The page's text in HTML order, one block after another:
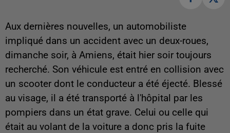
Aux dernières nouvelles, un automobiliste
impliqué dans un accident avec un deux-roues,
dimanche soir, à Amiens, était hier soir toujours
recherché. Son véhicule est entré en collision avec
un scooter dont le conducteur a été éjecté. Blessé
au visage, il a été transporté à l'hôpital par les
pompiers dans un état grave. Celui ou celle qui
était au volant de la voiture a donc pris la fuite